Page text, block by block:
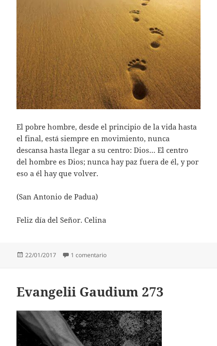
El pobre hombre, desde el principio de la vida hasta
el final, está siempre en movimiento, nunca
descansa hasta llegar a su centro: Dios… El centro
del hombre es Dios; nunca hay paz fuera de él, y por
eso a él hay que volver.
(San Antonio de Padua)
Feliz día del Señor. Celina
Publicado
22/01/2017 1 comentarioen San Antonio de Padua
Evangelii Gaudium 273